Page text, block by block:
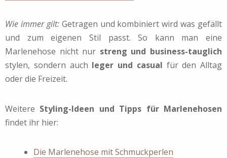
Wie immer gilt:Getragen und kombiniert wird was gefällt
und zum eigenen Stil passt. So kann man eine
Marlenehose nicht nur streng und business-tauglich
stylen, sondern auch leger und casual für den Alltag
oder die Freizeit.
Weitere Styling-Ideen und Tipps für Marlenehosen
findet ihr hier:
Die Marlenehose mit Schmuckperlen